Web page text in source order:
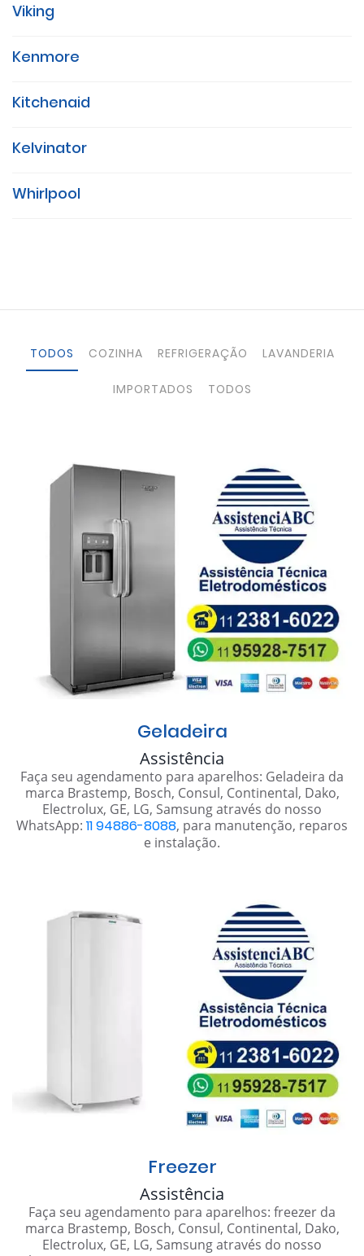
Viking
Kenmore
Kitchenaid
Kelvinator
Whirlpool
TODOS COZINHA REFRIGERAÇÃO LAVANDERIA
IMPORTADOS TODOS
Geladeira
Assistência
Faça seu agendamento para aparelhos: Geladeira da
marca Brastemp, Bosch, Consul, Continental, Dako,
Electrolux, GE, LG, Samsung através do nosso
WhatsApp: 11 94886-8088, para manutenção, reparos
e instalação.
Freezer
Assistência
Faça seu agendamento para aparelhos: freezer da
marca Brastemp, Bosch, Consul, Continental, Dako,
Electrolux, GE, LG, Samsung através do nosso